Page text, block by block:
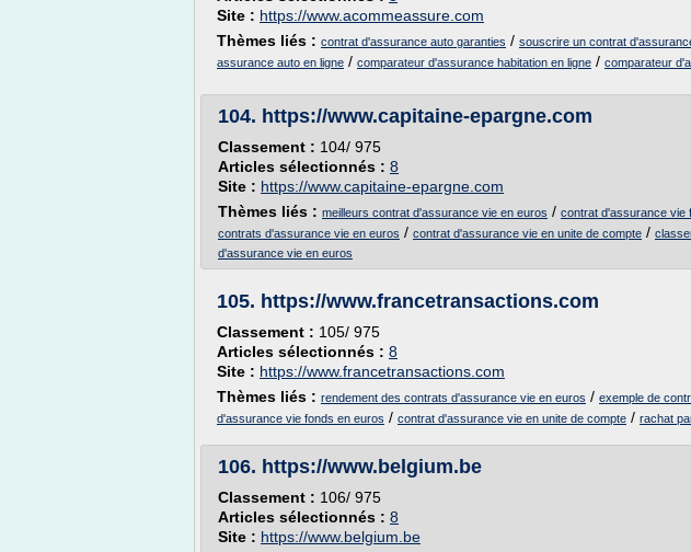
Site : https://www.acommeassure.com
Thèmes liés : contrat d'assurance auto garanties / souscrire un contrat
assurance auto en ligne / comparateur d'assurance habitation en ligne / comparateur
104. https://www.capitaine-epargne.com
Classement : 104/ 975
Articles sélectionnés : 8
Site : https://www.capitaine-epargne.com
Thèmes liés : meilleurs contrat d'assurance vie en euros / contrat d'assurance vie
contrats d'assurance vie en euros / contrat d'assurance vie en unite de compte /
d'assurance vie en euros
105. https://www.francetransactions.com
Classement : 105/ 975
Articles sélectionnés : 8
Site : https://www.francetransactions.com
Thèmes liés : rendement des contrats d'assurance vie en euros / exemple de
d'assurance vie fonds en euros / contrat d'assurance vie en unite de compte / rachat
106. https://www.belgium.be
Classement : 106/ 975
Articles sélectionnés : 8
Site : https://www.belgium.be